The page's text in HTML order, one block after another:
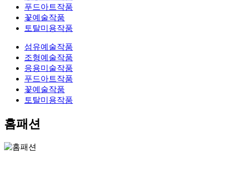
푸드아트작품
꽃예술작품
토탈미용작품
섬유예술작품
조형예술작품
응용미술작품
푸드아트작품
꽃예술작품
토탈미용작품
홈패션